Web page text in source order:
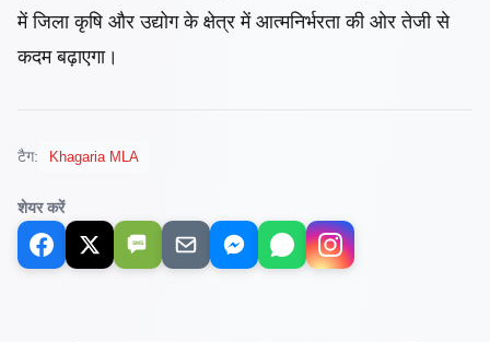
में जिला कृषि और उद्योग के क्षेत्र में आत्मनिर्भरता की ओर तेजी से
कदम बढ़ाएगा।
टैग: Khagaria MLA
शेयर करें
SMS